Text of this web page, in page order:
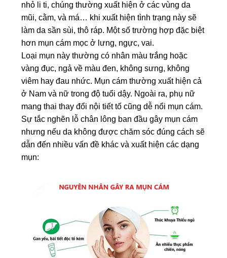
nhỏ li ti, chúng thường xuất hiện ở các vùng da
mũi, cằm, và má… khi xuất hiện tình trạng này sẽ
làm da sần sùi, thô ráp. Một số trường hợp đặc biệt
hơn mụn cám mọc ở lưng, ngực, vai.
Loại mụn này thường có nhân màu trắng hoặc
vàng đục, ngả về màu đen, không sưng, không
viêm hay đau nhức. Mụn cám thường xuất hiện cả
ở Nam và nữ trong độ tuổi dậy. Ngoài ra, phụ nữ
mang thai thay đổi nội tiết tố cũng dễ nổi mụn cám.
Sự tắc nghẽn lỗ chân lông ban đầu gây mụn cám
nhưng nếu da không được chăm sóc đúng cách sẽ
dẫn đến nhiều vấn đề khác và xuất hiện các dạng
mụn: